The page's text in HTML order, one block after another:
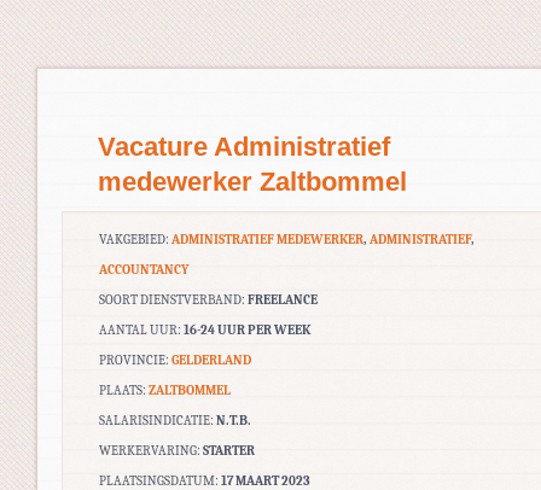
Vacature Administratief
medewerker Zaltbommel
VAKGEBIED: ADMINISTRATIEF MEDEWERKER, ADMINISTRATIEF,
ACCOUNTANCY
SOORT DIENSTVERBAND: FREELANCE
AANTAL UUR: 16-24 UUR PER WEEK
PROVINCIE: GELDERLAND
PLAATS: ZALTBOMMEL
SALARISINDICATIE: N.T.B.
WERKERVARING: STARTER
PLAATSINGSDATUM: 17 MAART 2023